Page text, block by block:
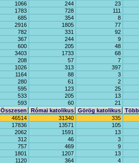
1066 244
23
1783 728
111
685 354
8
2916 1805
77
782 331
92
367 244
9
600 205
48
3403 1733
68
208 57
7
1026 313
397
1164 88
3
280 61
2
595 123
25
533 205
13
593 60
21
Összesen
Római katolikus Görög katolikus
46514 31340
335
17836 13571
105
2062 1591
13
312 46
3
757 469
9
1801 1207
13
1120 364
4